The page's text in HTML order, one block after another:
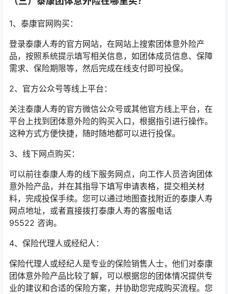
1、泰康官网购买：
登录泰康人寿的官方网站，在网站上搜索团体意外险产
品，按照系统提示填写相关信息，如团体成员信息、保障
需求、保险期限等，然后完成在线支付即可投保。
2、官方公众号等线上平台：
关注泰康人寿的官方微信公众号或其他官方线上平台，在
平台上找到团体意外险的购买入口，根据指引进行操作。
这种方式方便快捷，随时随地都可以进行投保。
3、线下网点购买：
可以前往泰康人寿的线下服务网点，向工作人员咨询团体
意外险产品，并在其指导下填写申请表格，提交相关材
料，完成投保手续。您可以通过地图查找附近的泰康人寿
网点地址，或者直接拨打泰康人寿的客服电话
95522 咨询。
4、保险代理人或经纪人：
保险代理人或经纪人是专业的保险销售人士，他们对泰康
团体意外险产品比较了解，可以根据您的团体情况提供专
业的建议和合适的保险方案，并协助您完成购买流程。您